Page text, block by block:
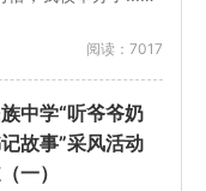
阅读：7017
中学“听爷爷奶
故事”采风活动
一）